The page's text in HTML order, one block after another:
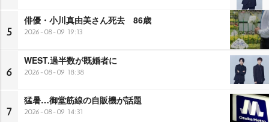
5
俳優・小川真由美さん死去 86歳
2026-08-09 19:13
6
WEST.過半数が既婚者に
2026-08-09 18:38
7
猛暑…御堂筋線の自販機が話題
2026-08-09 14:31